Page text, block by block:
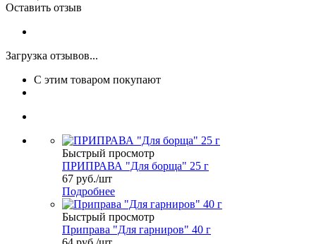
Оставить отзыв
Загрузка отзывов...
С этим товаром покупают
Быстрый просмотр
ПРИПРАВА "Для борща" 25 г
67 руб./шт
Подробнее
Быстрый просмотр
Приправа "Для гарниров" 40 г